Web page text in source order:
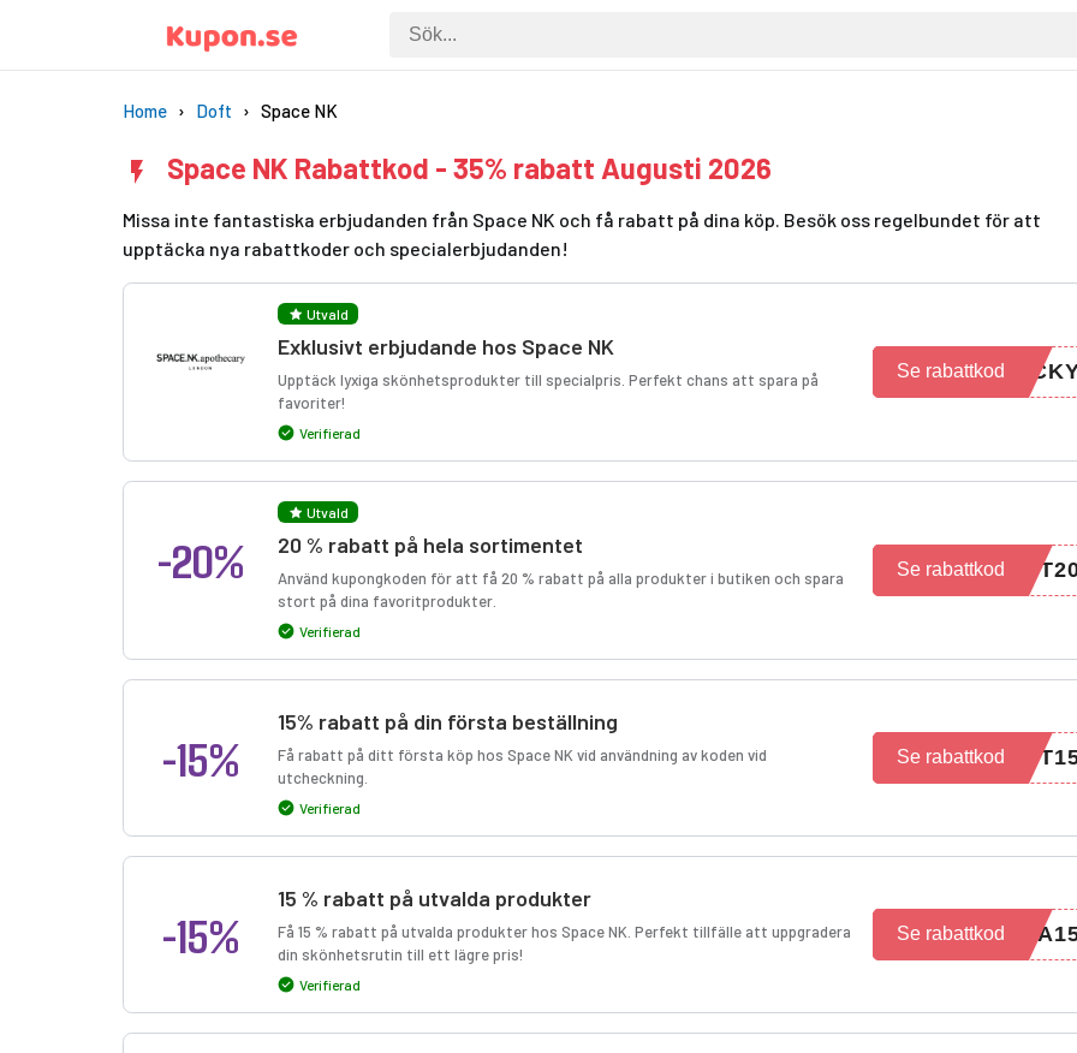
Home Doft Space NK
Space NK Rabattkod - 35% rabatt Augusti 2026
Missa inte fantastiska erbjudanden från Space NK och få rabatt på dina köp. Besök oss regelbundet för att
upptäcka nya rabattkoder och specialerbjudanden!
Utvald
Exklusivt erbjudande hos Space NK
Upptäck lyxiga skönhetsprodukter till specialpris. Perfekt chans att spara på
favoriter!
Verifierad
Se rabattkod
-20%
Utvald
20 % rabatt på hela sortimentet
Använd kupongkoden för att få 20 % rabatt på alla produkter i butiken och spara
stort på dina favoritprodukter.
Verifierad
Se rabattkod
-15%
15% rabatt på din första beställning
Få rabatt på ditt första köp hos Space NK vid användning av koden vid
utcheckning.
Verifierad
Se rabattkod
-15%
15 % rabatt på utvalda produkter
Få 15 % rabatt på utvalda produkter hos Space NK. Perfekt tillfälle att uppgradera
din skönhetsrutin till ett lägre pris!
Verifierad
Se rabattkod